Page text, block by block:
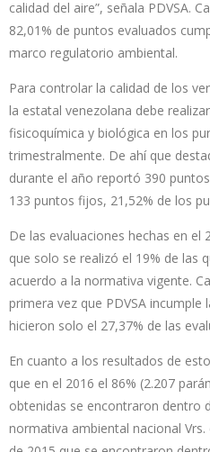
calidad del aire”, señala PDVSA.
82,01% de puntos evaluados
marco regulatorio ambiental.
Para controlar la calidad de los
la estatal venezolana debe
fisicoquímica y biológica en los
trimestralmente. De ahí que
durante el año reportó 390
133 puntos fijos, 21,52% de los
De las evaluaciones hechas en
que solo se realizó el 19% de las
acuerdo a la normativa vigente.
primera vez que PDVSA
hicieron solo el 27,37% de las
En cuanto a los resultados de
que en el 2016 el 86% (2.207
obtenidas se encontraron dentro
normativa ambiental nacional